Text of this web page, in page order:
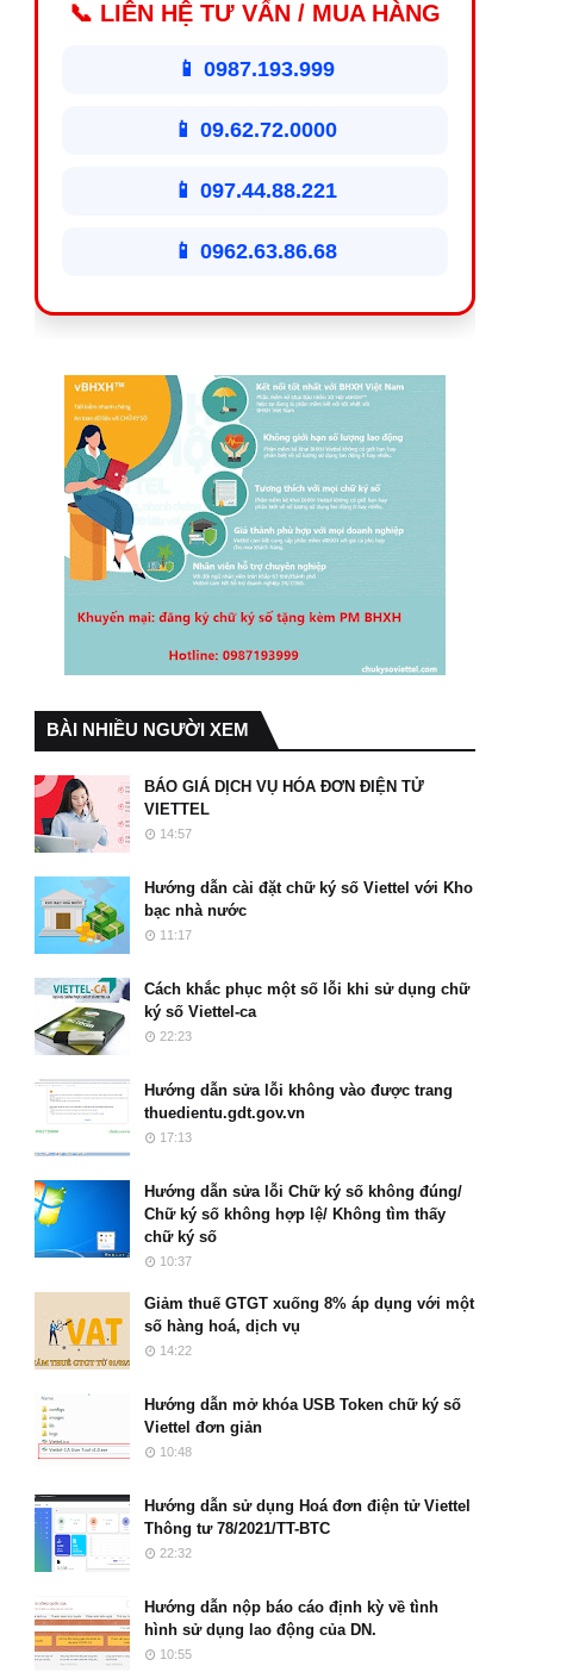
📞 LIÊN HỆ TƯ VẤN / MUA HÀNG
📱 0987.193.999
📱 09.62.72.0000
📱 097.44.88.221
📱 0962.63.86.68
BÀI NHIỀU NGƯỜI XEM
BÁO GIÁ DỊCH VỤ HÓA ĐƠN ĐIỆN TỬ
VIETTEL
14:57
Hướng dẫn cài đặt chữ ký số Viettel với Kho
bạc nhà nước
11:17
Cách khắc phục một số lỗi khi sử dụng chữ
ký số Viettel-ca
22:23
Hướng dẫn sửa lỗi không vào được trang
thuedientu.gdt.gov.vn
17:13
Hướng dẫn sửa lỗi Chữ ký số không đúng/
Chữ ký số không hợp lệ/ Không tìm thấy
chữ ký số
10:37
Giảm thuế GTGT xuống 8% áp dụng với một
số hàng hoá, dịch vụ
14:22
Hướng dẫn mở khóa USB Token chữ ký số
Viettel đơn giản
10:48
Hướng dẫn sử dụng Hoá đơn điện tử Viettel
Thông tư 78/2021/TT-BTC
22:32
Hướng dẫn nộp báo cáo định kỳ về tình
hình sử dụng lao động của DN.
10:55